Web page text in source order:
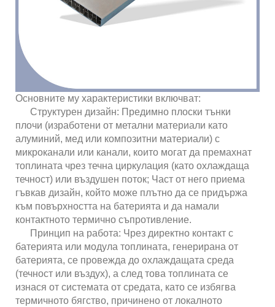
Основните му характеристики включват:
Структурен дизайн: Предимно плоски тънки
плочи (изработени от метални материали като
алуминий, мед или композитни материали) с
микроканали или канали, които могат да премахнат
топлината чрез течна циркулация (като охлаждаща
течност) или въздушен поток; Част от него приема
гъвкав дизайн, който може плътно да се придържа
към повърхността на батерията и да намали
контактното термично съпротивление.
Принцип на работа: Чрез директно контакт с
батерията или модула топлината, генерирана от
батерията, се провежда до охлаждащата среда
(течност или въздух), а след това топлината се
изнася от системата от средата, като се избягва
термичното бягство, причинено от локалното